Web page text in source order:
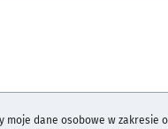
moje dane osobowe w zakresie